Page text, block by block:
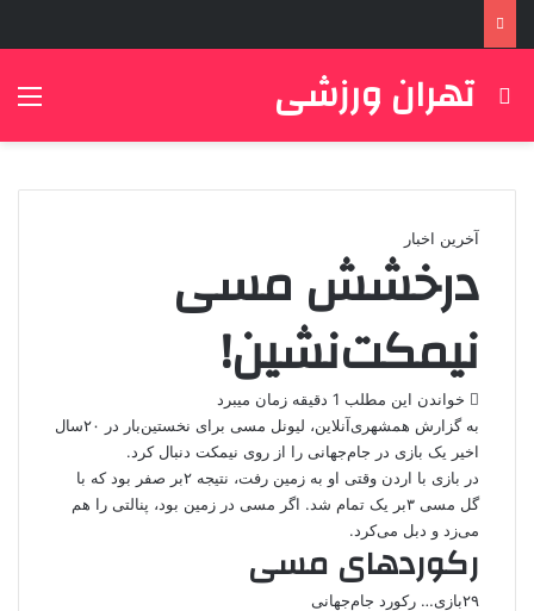
تهران ورزشی
جستجو برای
آخرین اخبار
درخشش مسی
نیمکت‌نشین!
خواندن این مطلب 1 دقیقه زمان میبرد
به گزارش همشهری‌آنلاین، لیونل مسی برای نخستین‌بار در ۲۰سال
اخیر یک بازی در جام‌جهانی را از روی نیمکت دنبال کرد.
در بازی با اردن وقتی او به زمین رفت، نتیجه ۲بر صفر بود که با
گل مسی ۳بر یک تمام شد. اگر مسی در زمین بود، پنالتی را هم
می‌زد و دبل می‌کرد.
رکوردهای مسی
۲۹بازی… رکورد جام‌جهانی